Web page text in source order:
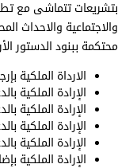
بتشريعات تتماشى مع
والاجتماعية والاحداث
محتكمة ببنود الدستور
الارداة الملكية
الإرادة الملكية
الإرادة الملكية
الإرادة الملكية
الإرادة الملكية
الإرادة الملكية